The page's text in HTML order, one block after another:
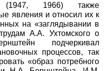
1966) также
явления и относил их к
на «заглядывании в
А.А. Ухтомского о
подчеркивал
процессов, так
«образ потребного